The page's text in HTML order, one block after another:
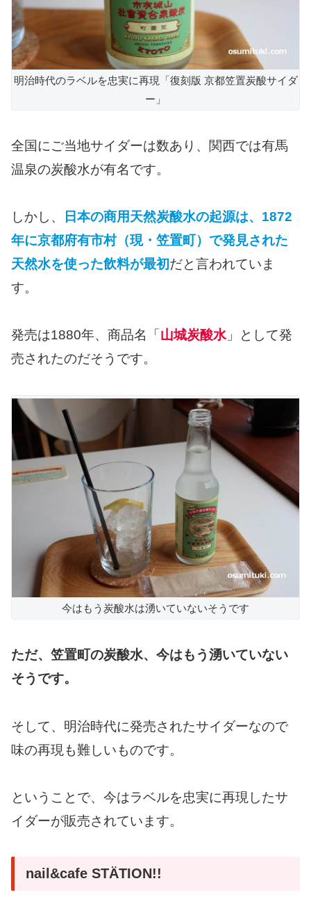
明治時代のラベルを忠実に再現「復刻版 京都笠置炭酸サイダ
ー」
全国にご当地サイダーは数あり、関西では有馬
温泉の炭酸水が有名です。
しかし、
日本の商用天然炭酸水の起源は、1872
年に京都府有市村（現・笠置町）で発見された
天然水を使った飲料が最初だと言われていま
す。
発売は1880年、商品名「 山城炭酸水」として発
売されたのだそうです。
今はもう炭酸水は湧いていないそうです
ただ、笠置町の炭酸水、今はもう湧いていない
そうです。
そして、明治時代に発売されたサイダーなので
味の再現も難しいものです。
ということで、今はラベルを忠実に再現したサ
イダーが販売されています。
nail&cafe STÄTION!!